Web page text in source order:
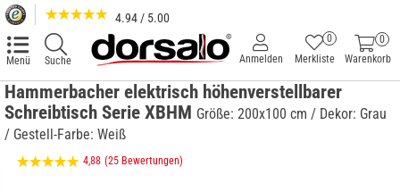
4.94 / 5.00
Menü Suche
0
Warenkorb
Merkliste
0
Anmelden
Hammerbacher elektrisch höhenverstellbarer
Schreibtisch Serie XBHM Größe: 200x100 cm / Dekor: Grau
/ Gestell-Farbe: Weiß
4,88 (25 Bewertungen)